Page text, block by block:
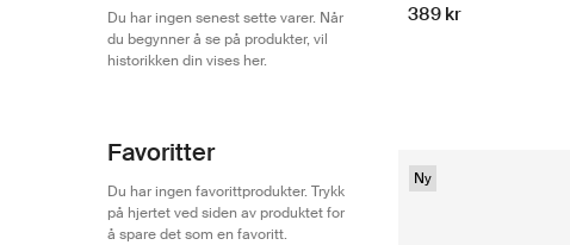
Du har ingen senest sette varer. Når
du begynner å se på produkter, vil
historikken din vises her.
Favoritter
Du har ingen favorittprodukter. Trykk
på hjertet ved siden av produktet for
å spare det som en favoritt.
389 kr
Ny